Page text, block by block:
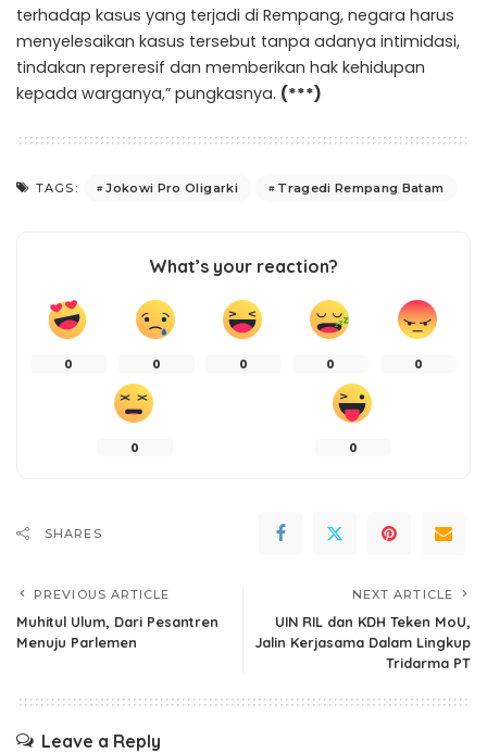
terhadap kasus yang terjadi di Rempang, negara harus
menyelesaikan kasus tersebut tanpa adanya intimidasi,
tindakan repreresif dan memberikan hak kehidupan
kepada warganya,” pungkasnya. (***)
TAGS: Jokowi Pro Oligarki Tragedi Rempang Batam
What’s your reaction?
0 0 0 0 0
0 0
SHARES
PREVIOUS ARTICLE
Muhitul Ulum, Dari Pesantren
Menuju Parlemen
NEXT ARTICLE
UIN RIL dan KDH Teken MoU,
Jalin Kerjasama Dalam Lingkup
Tridarma PT
Leave a Reply